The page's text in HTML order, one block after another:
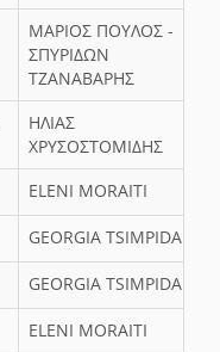
ΜΑΡΙΟΣ ΠΟΥΛΟΣ -
ΣΠΥΡΙΔΩΝ
ΤΖΑΝΑΒΑΡΗΣ
ΗΛΙΑΣ
ΧΡΥΣΟΣΤΟΜΙΔΗΣ
ELENI MORAITI
GEORGIA TSIMPIDA
GEORGIA TSIMPIDA
ELENI MORAITI